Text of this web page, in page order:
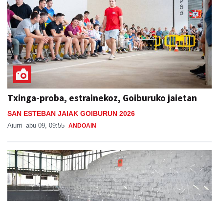
Txinga-proba, estrainekoz, Goiburuko jaietan
SAN ESTEBAN JAIAK GOIBURUN 2026
Aiurri abu 09, 09:55 ANDOAIN